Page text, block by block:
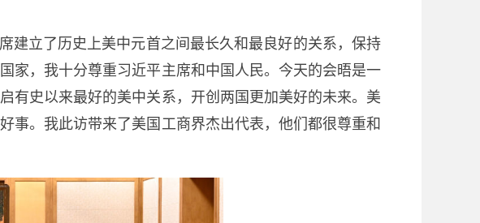
建立了历史上美中元首之间最长久和最良好的关系，保持
家，我十分尊重习近平主席和中国人民。今天的会晤是一
有史以来最好的美中关系，开创两国更加美好的未来。美
事。我此访带来了美国工商界杰出代表，他们都很尊重和